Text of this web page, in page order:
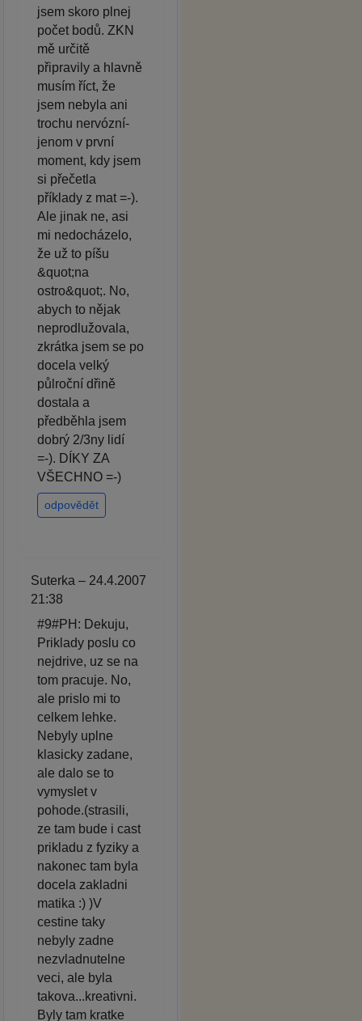
jsem skoro plnej
počet bodů. ZKN
mě určitě
připravily a hlavně
musím říct, že
jsem nebyla ani
trochu nervózní-
jenom v první
moment, kdy jsem
si přečetla
příklady z mat =-).
Ale jinak ne, asi
mi nedocházelo,
že už to píšu
&quot;na
ostro&quot;. No,
abych to nějak
neprodlužovala,
zkrátka jsem se po
docela velký
půlroční dřině
dostala a
předběhla jsem
dobrý 2/3ny lidí
=-). DÍKY ZA
VŠECHNO =-)
odpovědět
Suterka – 24.4.2007
21:38
#9#PH: Dekuju,
Priklady poslu co
nejdrive, uz se na
tom pracuje. No,
ale prislo mi to
celkem lehke.
Nebyly uplne
klasicky zadane,
ale dalo se to
vymyslet v
pohode.(strasili,
ze tam bude i cast
prikladu z fyziky a
nakonec tam byla
docela zakladni
matika :) )V
cestine taky
nebyly zadne
nezvladnutelne
veci, ale byla
takova...kreativni.
Byly tam kratke